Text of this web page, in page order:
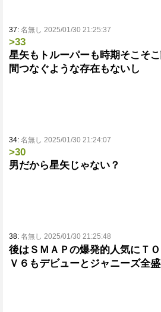
37: 名無し 2025/01/30 21:25:37
>33
星矢もトルーパーも時期そこそ
間つなぐような存在もないし
34: 名無し 2025/01/30 21:24:07
>30
男だから星矢じゃない？
38: 名無し 2025/01/30 21:25:48
後はＳＭＡＰの爆発的人気にＴ
Ｖ６もデビューとジャニーズ全